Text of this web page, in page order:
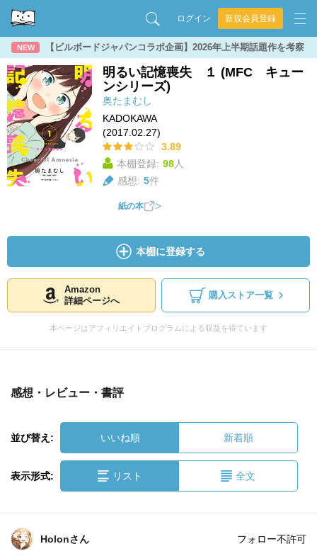
ログイン 新規会員登録
NEW 【ビルボードジャパンコラボ企画】2026年上半期話題作を考察
明るい記憶喪失 １ (MFC キュー
ンシリーズ)
奥たまむし
KADOKAWA
(2017.02.27)
3.89
本棚登録: 98人
感想: 5件
紙の本
本棚に登録する
Amazon
詳細ページへ
購入ストア一覧
本ページはアフィリエイトプログラムによる収益を得ています
感想・レビュー・書評
並び替え: いいね順 新着順
表示形式: リスト 全文
Holonさん フォロー不許可